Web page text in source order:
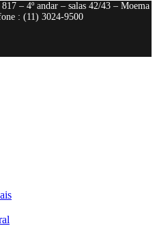
– 4º andar – salas 42/43 – Moema
: (11) 3024-9500